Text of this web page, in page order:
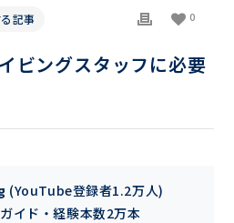
記事 0
ビングスタッフに必要
(YouTube登録者1.2万人)
イド・経験本数2万本